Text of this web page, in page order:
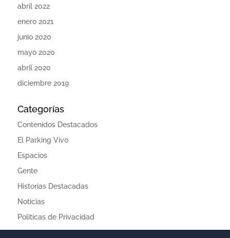
abril 2022
enero 2021
junio 2020
mayo 2020
abril 2020
diciembre 2019
Categorías
Contenidos Destacados
El Parking Vivo
Espacios
Gente
Historias Destacadas
Noticias
Politicas de Privacidad